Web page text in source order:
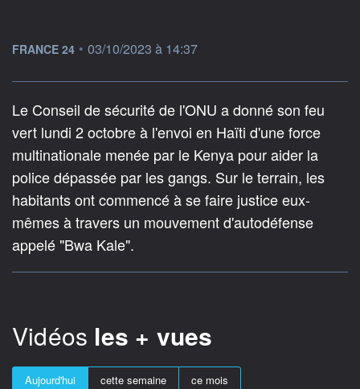
information fournie par
FRANCE 24 • 03/10/2023 à 14:37
Le Conseil de sécurité de l'ONU a donné son feu
vert lundi 2 octobre à l'envoi en Haïti d'une force
multinationale menée par le Kenya pour aider la
police dépassée par les gangs. Sur le terrain, les
habitants ont commencé à se faire justice eux-
mêmes à travers un mouvement d'autodéfense
appelé "Bwa Kale".
Vidéos les + vues
Aujourd'hui cette semaine ce mois